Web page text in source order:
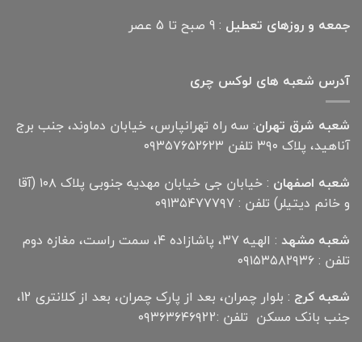
جمعه و روزهای تعطیل : 9 صبح تا 5 عصر
آدرس شعبه های لوکس چری
شعبه شرق تهران: سه راه تهرانپارس، خیابان دماوند، جنب برج
آناهید، پلاک ۳۹۰ تلفن ۰۹۳۵۷۶۵۲۶۲۳
شعبه اصفهان
: خیابان جی خیابان مهدیه جنوبی پلاک ۱۰۸ (آقا
و خانم دیتیلر) تلفن : ۰۹۱۳۵۴۷۷۷۹۷
شعبه مشهد
: الهیه ۳۷، پاشازاده ۴، سمت راست، مغازه دوم
تلفن : ۰۹۱۵۳۵۸۲۹۳۶
شعبه کرج
: بلوار چمران، بعد از پارک چمران، بعد از کلانتری 12،
جنب بانک مسکن تلفن :۰۹۳۶۳۶۴۶۹22